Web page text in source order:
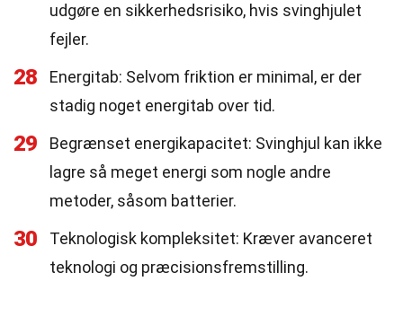
udgøre en sikkerhedsrisiko, hvis svinghjulet
fejler.
28
Energitab: Selvom friktion er minimal, er der
stadig noget energitab over tid.
29
Begrænset energikapacitet: Svinghjul kan ikke
lagre så meget energi som nogle andre
metoder, såsom batterier.
30
Teknologisk kompleksitet: Kræver avanceret
teknologi og præcisionsfremstilling.